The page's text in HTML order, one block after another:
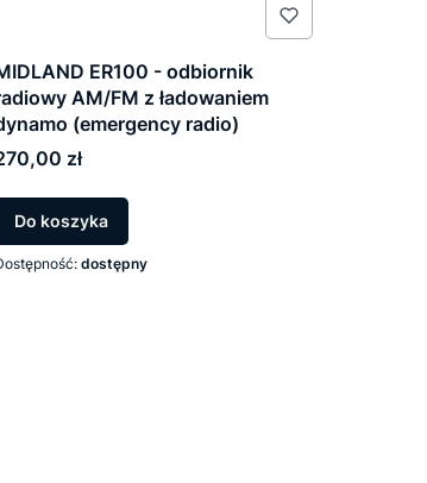
ER100 - odbiornik
AM/FM z ładowaniem
(emergency radio)
zł
Do koszyka
dostępny